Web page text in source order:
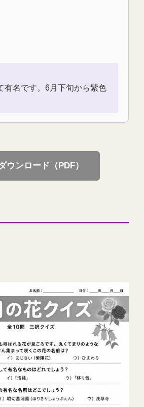
有名です。6月下旬から紫色
ウンロード（PDF）